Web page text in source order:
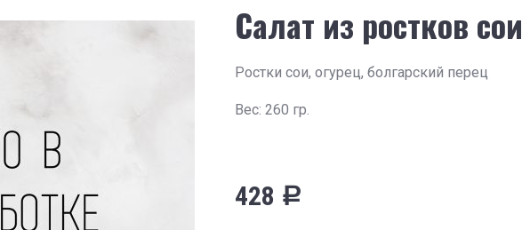
Салат из ростков сои
Ростки сои, огурец, болгарский перец
Вес: 260 гр.
428 Р